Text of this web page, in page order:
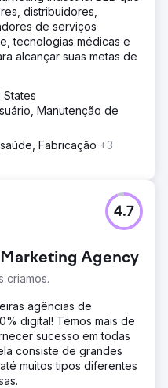
distribuidores,
de serviços
tecnologias médicas e
alcançar suas metas de
States
Manutenção de
Fabricação +3
Agency
criamos.
4.7
agências de
digital! Temos mais de
sucesso em todas
consiste de grandes
muitos tipos diferentes